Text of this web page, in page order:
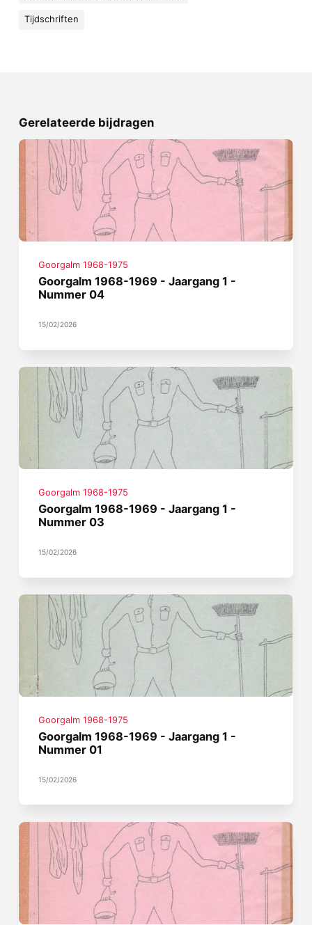
Tijdschriften
Gerelateerde bijdragen
Goorgalm 1968-1975
Goorgalm 1968-1969 - Jaargang 1 -
Nummer 04
15/02/2026
Goorgalm 1968-1975
Goorgalm 1968-1969 - Jaargang 1 -
Nummer 03
15/02/2026
Goorgalm 1968-1975
Goorgalm 1968-1969 - Jaargang 1 -
Nummer 01
15/02/2026